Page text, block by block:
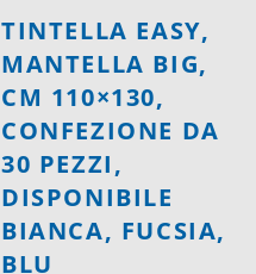
TINTELLA EASY,
MANTELLA BIG,
CM 110×130,
CONFEZIONE DA
30 PEZZI,
DISPONIBILE
BIANCA, FUCSIA,
BLU